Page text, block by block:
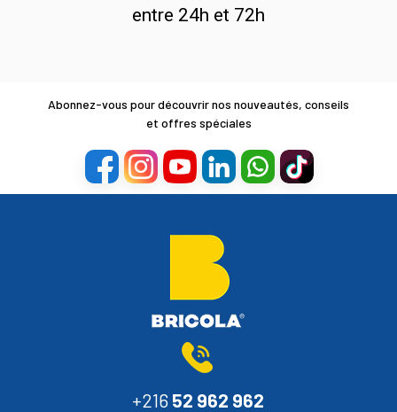
entre 24h et 72h
Abonnez-vous pour découvrir nos nouveautés, conseils
et offres spéciales
+216 52 962 962